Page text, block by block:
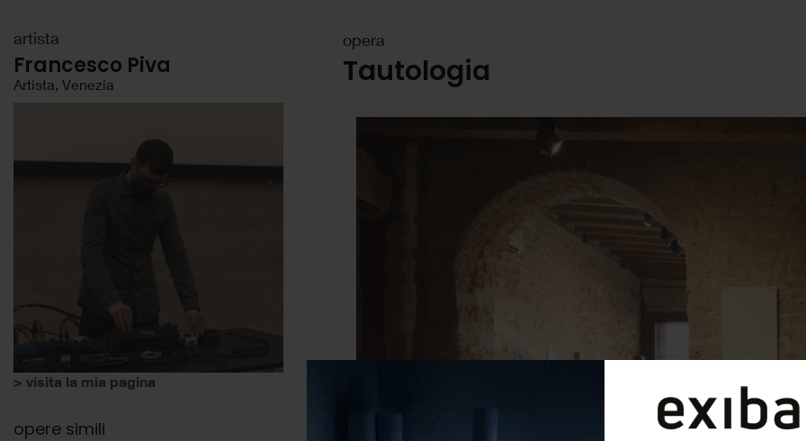
opera
Tautologia
artista
Francesco Piva
Artista, Venezia
> visita la mia pagina
opere simili